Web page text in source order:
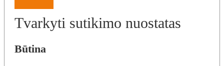
Tvarkyti sutikimo nuostatas
Būtina